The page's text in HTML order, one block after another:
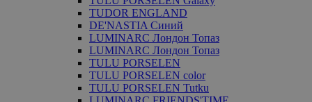
TUDOR ENGLAND
DE'NASTIA Синий
LUMINARC Лондон Топаз
LUMINARC Лондон Топаз
TULU PORSELEN
TULU PORSELEN color
TULU PORSELEN Tutku